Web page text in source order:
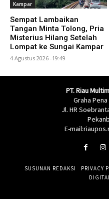
Kampar
Sempat Lambaikan
Tangan Minta Tolong, Pria
Misterius Hilang Setelah
Lompat ke Sungai Kampar
4 Agustus 2026 -19:49
PT. Riau
Graha
Jl. HR
E-
SUSUNAN REDAKSI PRIVACY